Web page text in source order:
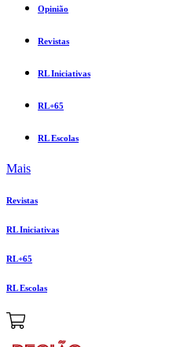
Opinião
Revistas
RL Iniciativas
RL+65
RL Escolas
Mais
Revistas
RL Iniciativas
RL+65
RL Escolas